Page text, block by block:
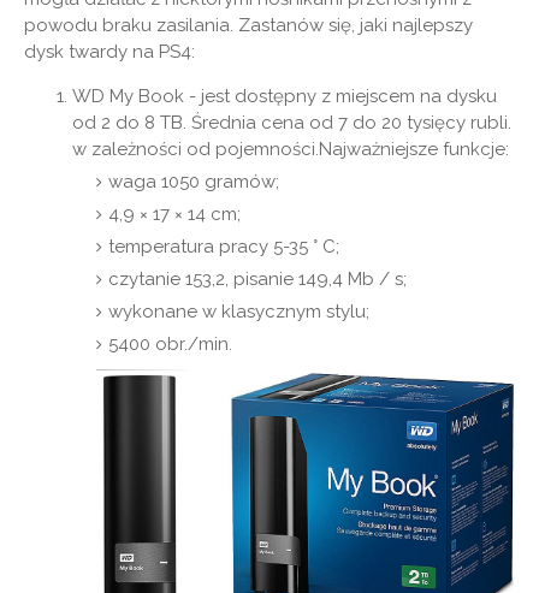
powodu braku zasilania. Zastanów się, jaki najlepszy
dysk twardy na PS4:
WD My Book - jest dostępny z miejscem na dysku
od 2 do 8 TB. Średnia cena od 7 do 20 tysięcy rubli.
w zależności od pojemności.Najważniejsze funkcje:
waga 1050 gramów;
4,9 × 17 × 14 cm;
temperatura pracy 5-35 ° C;
czytanie 153,2, pisanie 149,4 Mb / s;
wykonane w klasycznym stylu;
5400 obr./min.